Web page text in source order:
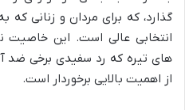
گذارد، که برای مردان و زنانی
انتخابی عالی است. این خاصیت
های تیره که رد سفیدی برخی ضد
از اهمیت بالایی برخوردار است.